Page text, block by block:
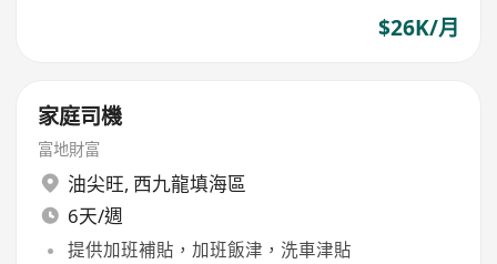
$26K/月
家庭司機
富地財富
油尖旺, 西九龍填海區
6天/週
提供加班補貼，加班飯津，洗車津貼